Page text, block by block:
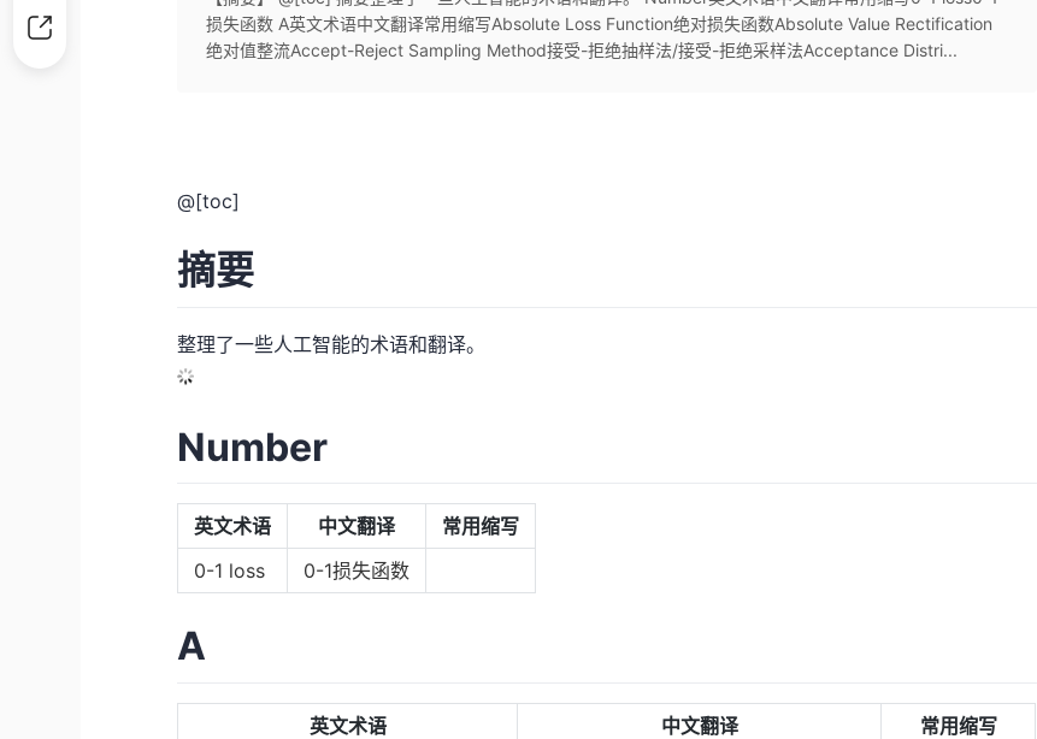
损失函数 A英文术语中文翻译常用缩写Absolute Loss Function绝对损失函数Absolute Value Rectification
绝对值整流Accept-Reject Sampling Method接受-拒绝抽样法/接受-拒绝采样法Acceptance Distri...
@[toc]
摘要
整理了一些人工智能的术语和翻译。
Number
英文术语 中文翻译
常用缩写
0-1 loss
0-1损失函数
A
英文术语 中文翻译
常用缩写